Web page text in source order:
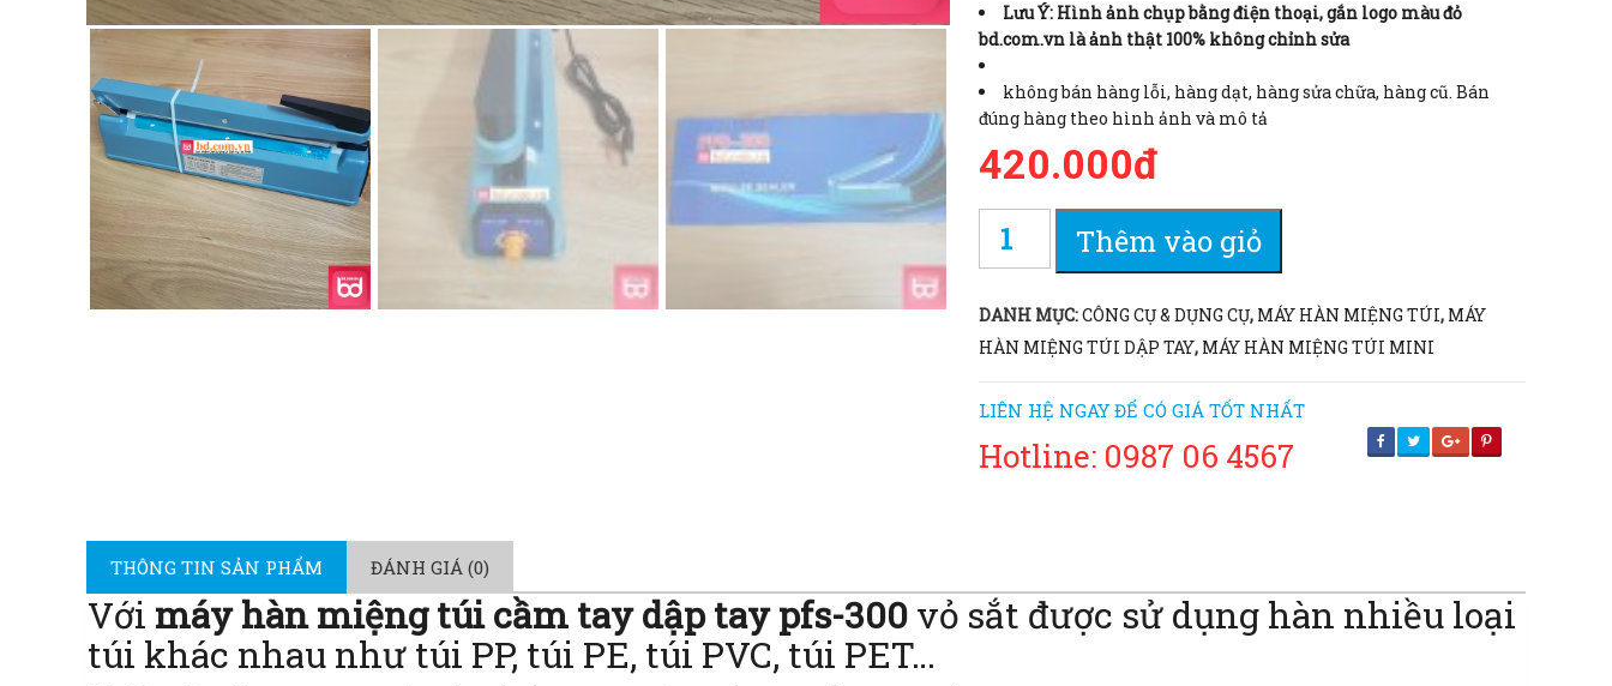
Lưu Ý: Hình ảnh chụp bằng điện thoại, gắn logo màu đỏ
bd.com.vn là ảnh thật 100% không chỉnh sửa
không bán hàng lỗi, hàng dạt, hàng sửa chữa, hàng cũ. Bán
đúng hàng theo hình ảnh và mô tả
420.000đ
Thêm vào giỏ
DANH MỤC:CÔNG CỤ & DỤNG CỤ, MÁY HÀN MIỆNG TÚI, MÁY
HÀN MIỆNG TÚI DẬP TAY, MÁY HÀN MIỆNG TÚI MINI
LIÊN HỆ NGAY ĐỂ CÓ GIÁ TỐT NHẤT
Hotline: 0987 06 4567
THÔNG TIN SẢN PHẨM ĐÁNH GIÁ (0)
Với máy hàn miệng túi cầm tay dập tay pfs-300 vỏ sắt được sử dụng hàn nhiều loại
túi khác nhau như túi PP, túi PE, túi PVC, túi PET…